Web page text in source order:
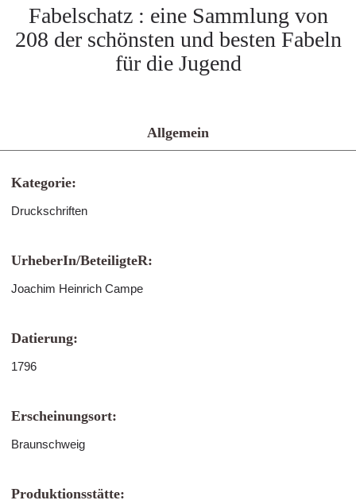
Fabelschatz : eine Sammlung von
208 der schönsten und besten Fabeln
für die Jugend
Allgemein
Kategorie:
Druckschriften
UrheberIn/BeteiligteR:
Joachim Heinrich Campe
Datierung:
1796
Erscheinungsort:
Braunschweig
Produktionsstätte: